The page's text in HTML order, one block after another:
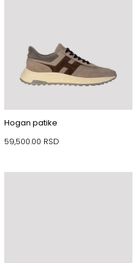
Hogan patike
59,500.00 RSD